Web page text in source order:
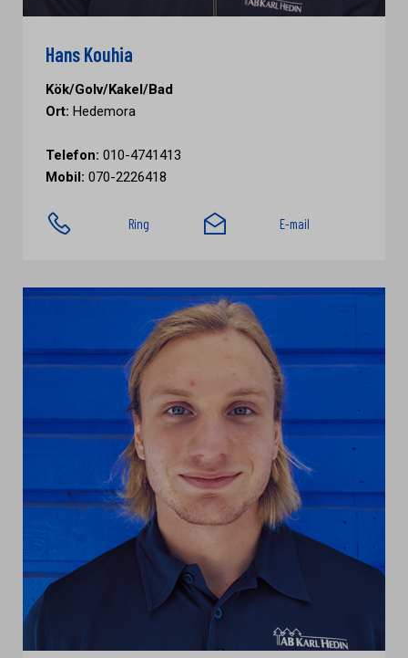
Hans Kouhia
Kök/Golv/Kakel/Bad
Ort: Hedemora
Telefon: 010-4741413
Mobil: 070-2226418
Ring E-mail